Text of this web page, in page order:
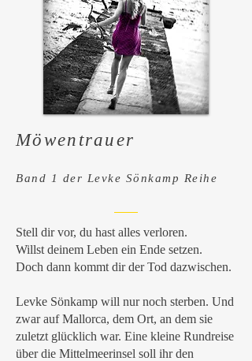
Möwentrauer
Band 1 der Levke Sönkamp Reihe
Stell dir vor, du hast alles verloren.
Willst deinem Leben ein Ende setzen.
Doch dann kommt dir der Tod dazwischen.
Levke Sönkamp will nur noch sterben. Und
zwar auf Mallorca, dem Ort, an dem sie
zuletzt glücklich war. Eine kleine Rundreise
über die Mittelmeerinsel soll ihr den